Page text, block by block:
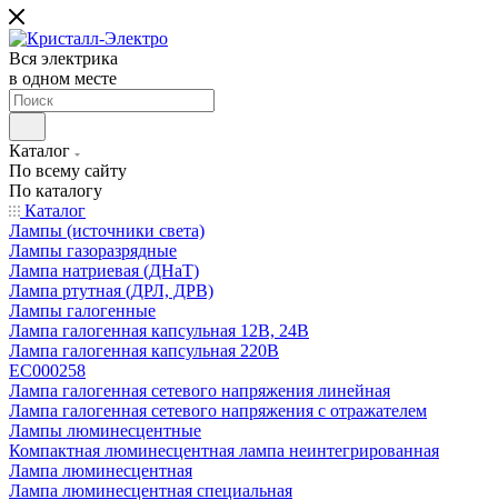
Вся электрика
в одном месте
Каталог
По всему сайту
По каталогу
Каталог
Лампы (источники света)
Лампы газоразрядные
Лампа натриевая (ДНаТ)
Лампа ртутная (ДРЛ, ДРВ)
Лампы галогенные
Лампа галогенная капсульная 12В, 24В
Лампа галогенная капсульная 220В
EC000258
Лампа галогенная сетевого напряжения линейная
Лампа галогенная сетевого напряжения с отражателем
Лампы люминесцентные
Компактная люминесцентная лампа неинтегрированная
Лампа люминесцентная
Лампа люминесцентная специальная